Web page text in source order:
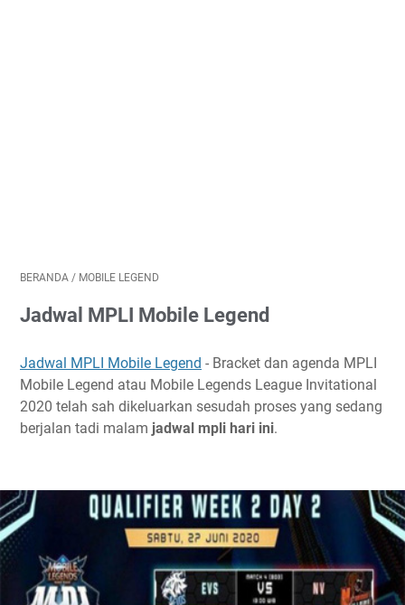
BERANDA / MOBILE LEGEND
Jadwal MPLI Mobile Legend
Jadwal MPLI Mobile Legend - Bracket dan agenda MPLI
Mobile Legend atau Mobile Legends League Invitational
2020 telah sah dikeluarkan sesudah proses yang sedang
berjalan tadi malam jadwal mpli hari ini.